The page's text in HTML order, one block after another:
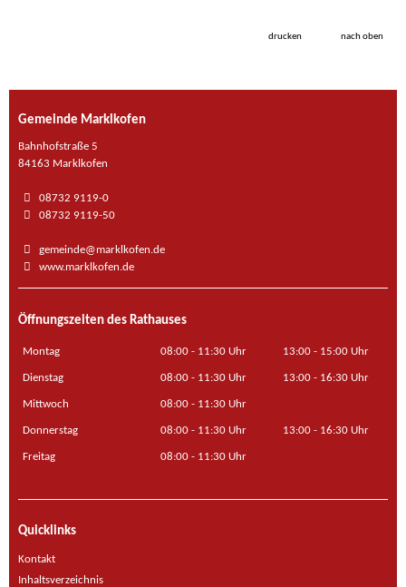
drucken nach oben
Gemeinde Marklkofen
Bahnhofstraße 5
84163 Marklkofen
08732 9119-0
08732 9119-50
gemeinde@marklkofen.de
www.marklkofen.de
Öffnungszeiten des Rathauses
Montag 08:00 - 11:30 Uhr 13:00 - 15:00 Uhr
Dienstag 08:00 - 11:30 Uhr 13:00 - 16:30 Uhr
Mittwoch 08:00 - 11:30 Uhr
Donnerstag 08:00 - 11:30 Uhr 13:00 - 16:30 Uhr
Freitag 08:00 - 11:30 Uhr
Quicklinks
Kontakt
Inhaltsverzeichnis